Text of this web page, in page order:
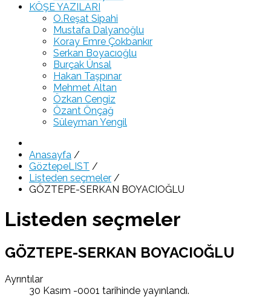
KÖŞE YAZILARI
O.Reşat Sipahi
Mustafa Dalyanoğlu
Koray Emre Çokbankır
Serkan Boyacıoğlu
Burçak Ünsal
Hakan Taşpınar
Mehmet Altan
Özkan Cengiz
Özant Önçağ
Süleyman Yengil
Anasayfa /
GöztepeLIST /
Listeden seçmeler /
GÖZTEPE-SERKAN BOYACIOĞLU
Listeden seçmeler
GÖZTEPE-SERKAN BOYACIOĞLU
Ayrıntılar
30 Kasım -0001 tarihinde yayınlandı.